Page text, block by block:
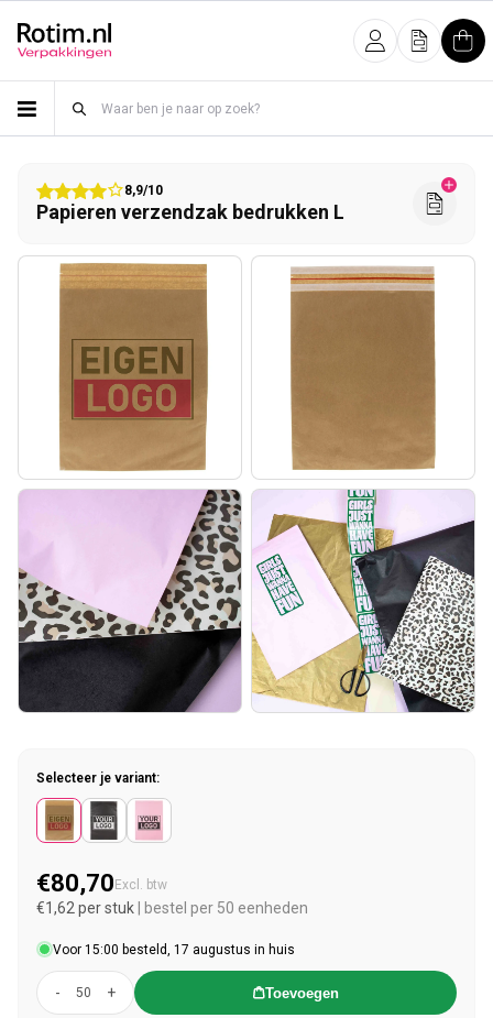
InloggenOfferte
8,9/10
Papieren verzendzak bedrukken L
Selecteer je variant:
Normale prijs
€80,70 Excl. btw
€1,62 per stuk | bestel per 50 eenheden
Voor 15:00 besteld, 17 augustus in huis
- + Toevoegen